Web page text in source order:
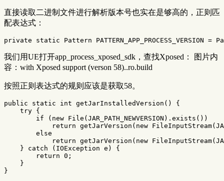
直接读取二进制文件进行解析版本号也实在是够高的，正则匹
配表达式：
private static Pattern PATTERN_APP_PROCESS_VERSION =
我们用UE打开app_process_xposed_sdk，查找Xposed： 图片内
容：with Xposed support (verson 58)..ro.build
按照正则表达式的规则应该是获取58。
public static int getJarInstalledVersion ()
{
try {
if
( new File ( JAR_PATH_NEWVERSION ). exists ())
return getJarVersion ( new FileInputStream(
else
return getJarVersion ( new FileInputStream(
}
catch ( IOException e )
{
return 0 ;
}
}